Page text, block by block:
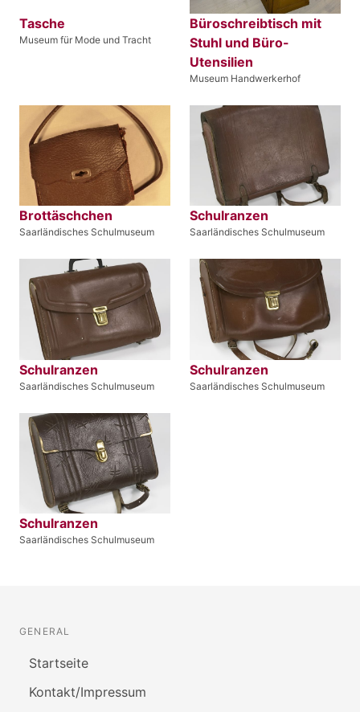
Tasche
Museum für Mode und Tracht
Büroschreibtisch mit
Stuhl und Büro-
Utensilien
Museum Handwerkerhof
Brottäschchen
Saarländisches Schulmuseum
Schulranzen
Saarländisches Schulmuseum
Schulranzen
Saarländisches Schulmuseum
Schulranzen
Saarländisches Schulmuseum
Schulranzen
Saarländisches Schulmuseum
GENERAL
Startseite
Kontakt/Impressum